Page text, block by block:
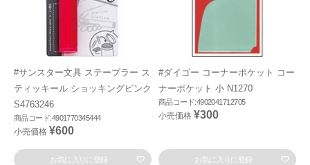
#サンスター文具 ステープラー ス
ティッキール ショッキングピンク
S4763246
商品コード:4901770345444
小売価格 ¥600
お気に入りに登録
#ダイゴー コーナーポケット コー
ナーポケット 小 N1270
商品コード:4902041712705
小売価格 ¥300
お気に入りに登録